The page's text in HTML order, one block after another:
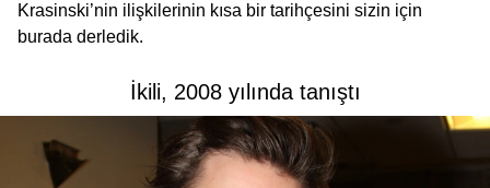
Krasinski’nin ilişkilerinin kısa bir tarihçesini sizin için
burada derledik.
İkili, 2008 yılında tanıştı